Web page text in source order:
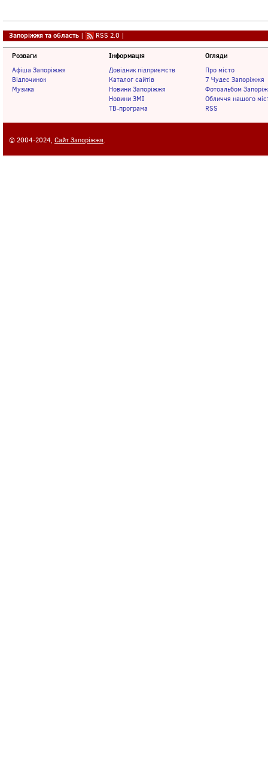
Запоріжжя та область | RSS 2.0 |
Розваги
Афіша Запоріжжя
Відпочинок
Музика
Інформація
Довідник підприємств
Каталог сайтів
Новини Запоріжжя
Новини ЗМІ
ТВ-програма
Огляди
Про місто
7 Чудес Запоріжжя
Фотоальбом
Обличчя нашого
RSS
© 2004-2024, Сайт Запоріжжя.